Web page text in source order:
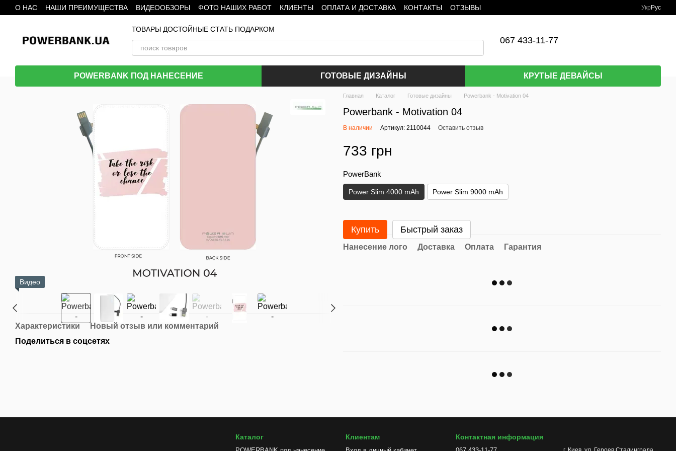
Перейти к основному контенту
О НАС НАШИ ПРЕИМУЩЕСТВА ВИДЕООБЗОРЫ ФОТО НАШИХ РАБОТ КЛИЕНТЫ ОПЛАТА И ДОСТАВКА КОНТАКТЫ ОТЗЫВЫ Укр Рус
ТОВАРЫ ДОСТОЙНЫЕ СТАТЬ ПОДАРКОМ
067 433-11-77
POWERBANK ПОД НАНЕСЕНИЕ ГОТОВЫЕ ДИЗАЙНЫ КРУТЫЕ ДЕВАЙСЫ
Видео
Характеристики
Новый отзыв или комментарий
Поделиться в соцсетях
Главная Каталог Готовые дизайны Powerbank - Motivation 04
Powerbank - Motivation 04
В наличии Артикул: 2110044 Оставить отзыв
733 грн
PowerBank
Power Slim 4000 mAh Power Slim 9000 mAh
Купить Быстрый заказ
Нанесение лого Доставка Оплата Гарантия
Каталог Клиентам Контактная информация